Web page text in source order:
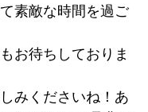
素敵な時間を過ご
お待ちしておりま
みくださいね！あ